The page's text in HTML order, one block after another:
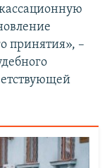
принятия», –